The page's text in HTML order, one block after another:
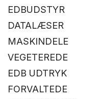
EDBUDSTYR
DATALÆSER
MASKINDELE
VEGETEREDE
EDB UDTRYK
FORVALTEDE